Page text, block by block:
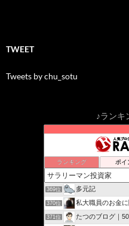
TWEET
Tweets by chu_sotu
♪ランキ
ランキング ポイ
369位 多元記
370位 私大職員のお金に関
371位 たつのブログ｜